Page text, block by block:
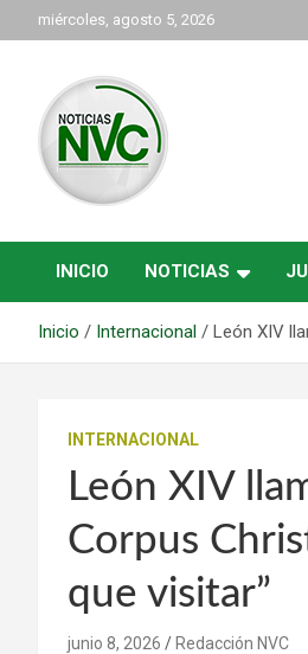
al
miércoles, agosto 5, 2026
NVC
INICIO NOTICIAS
Inicio Internacional León XIV
INTERNACIONAL
León XIV
Corpus
que visitar”
junio 8, 2026 Redacción NVC